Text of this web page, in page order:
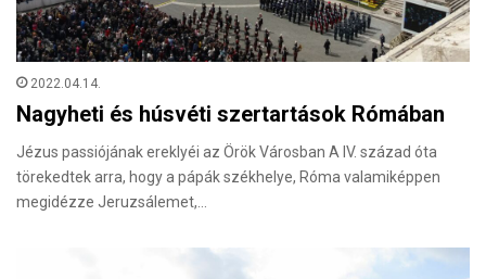
2022.04.14.
Nagyheti és húsvéti szertartások Rómában
Jézus passiójának ereklyéi az Örök Városban A IV. század óta
törekedtek arra, hogy a pápák székhelye, Róma valamiképpen
megidézze Jeruzsálemet,…